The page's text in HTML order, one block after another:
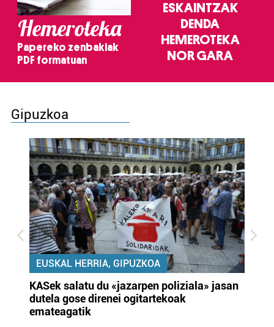
Hemeroteka
Papereko zenbakiak
PDF formatuan
ESKAINTZAK
DENDA
HEMEROTEKA
NOR GARA
Gipuzkoa
EUSKAL HERRIA, GIPUZKOA
KASek salatu du «jazarpen poliziala» jasan
dutela gose direnei ogitartekoak
emateagatik